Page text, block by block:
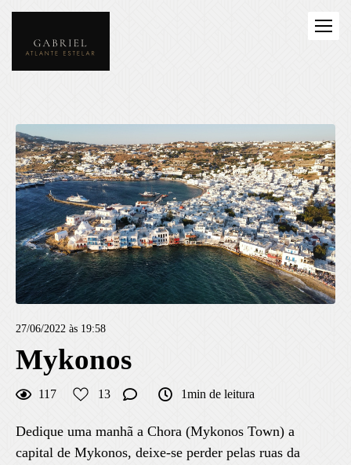
27/06/2022 às 19:58
Mykonos
117 13 1min de leitura
Dedique uma manhã a Chora (Mykonos Town) a
capital de Mykonos, deixe-se perder pelas ruas da